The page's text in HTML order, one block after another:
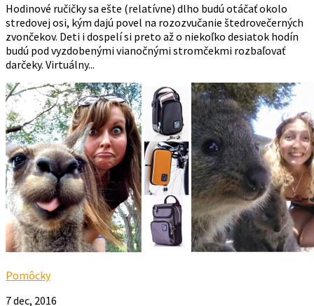
Hodinové ručičky sa ešte (relatívne) dlho budú otáčať okolo
stredovej osi, kým dajú povel na rozozvučanie štedrovečerných
zvončekov. Deti i dospelí si preto až o niekoľko desiatok hodín
budú pod vyzdobenými vianočnými stromčekmi rozbaľovať
darčeky. Virtuálny...
Pomôcky
7 dec, 2016